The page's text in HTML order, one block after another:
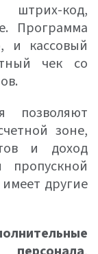
штрих-код,
Программа
и кассовый
чек со
позволяют
зоне,
и доход
другие